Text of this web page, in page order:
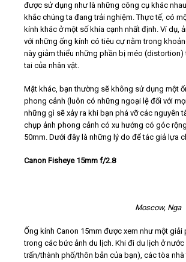
được sử dụng như là những công cụ khác
khắc chúng ta đang trải nghiệm. Thực tế, có
kính khác ở một số khía cạnh nhất định. Ví dụ,
với những ống kính có tiêu cự nằm trong
này giảm thiểu những phần bị méo
tai của nhân vật.
Mặt khác, bạn thường sẽ không sử dụng một
phong cảnh (luôn có những ngoại lệ đối với
những gì sẽ xảy ra khi bạn phá vỡ các nguyên
chụp ảnh phong cảnh có xu hướng có góc
50mm. Dưới đây là những lý do để tác giả lựa
Canon Fisheye 15mm f/2.8
Moscow, Nga
Ống kính Canon 15mm được xem như một
trong các bức ảnh du lịch. Khi đi du lịch ở
trấn/thành phố/thôn bản của bạn), các tòa